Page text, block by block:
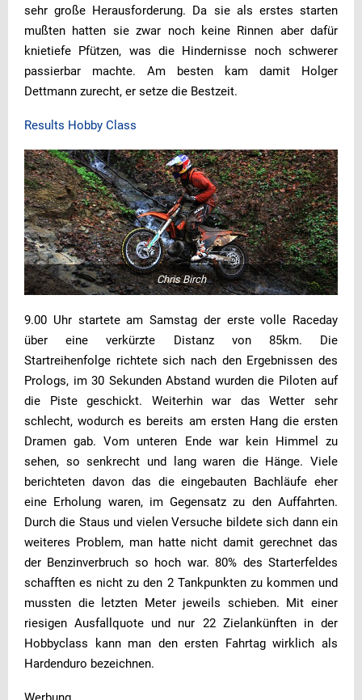
sehr große Herausforderung. Da sie als erstes starten
mußten hatten sie zwar noch keine Rinnen aber dafür
knietiefe Pfützen, was die Hindernisse noch schwerer
passierbar machte. Am besten kam damit Holger
Dettmann zurecht, er setze die Bestzeit.
Results Hobby Class
Chris Birch
9.00 Uhr startete am Samstag der erste volle Raceday
über eine verkürzte Distanz von 85km. Die
Startreihenfolge richtete sich nach den Ergebnissen des
Prologs, im 30 Sekunden Abstand wurden die Piloten auf
die Piste geschickt. Weiterhin war das Wetter sehr
schlecht, wodurch es bereits am ersten Hang die ersten
Dramen gab. Vom unteren Ende war kein Himmel zu
sehen, so senkrecht und lang waren die Hänge. Viele
berichteten davon das die eingebauten Bachläufe eher
eine Erholung waren, im Gegensatz zu den Auffahrten.
Durch die Staus und vielen Versuche bildete sich dann ein
weiteres Problem, man hatte nicht damit gerechnet das
der Benzinverbruch so hoch war. 80% des Starterfeldes
schafften es nicht zu den 2 Tankpunkten zu kommen und
mussten die letzten Meter jeweils schieben. Mit einer
riesigen Ausfallquote und nur 22 Zielankünften in der
Hobbyclass kann man den ersten Fahrtag wirklich als
Hardenduro bezeichnen.